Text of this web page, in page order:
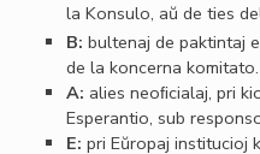
la Konsulo, aŭ de ties
B: bultenaj de paktintaj
de la koncerna komitato.
A: alies neoﬁcialaj, pri
Esperantio, sub
E: pri Eŭropaj institucioj